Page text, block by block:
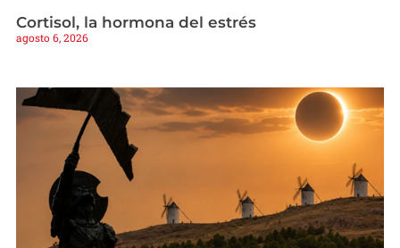
Cortisol, la hormona del estrés
agosto 6, 2026